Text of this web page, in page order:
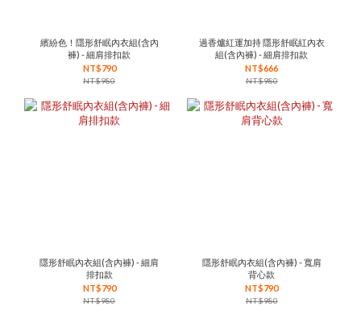
繽紛色！隱形舒眠內衣組(含內
褲) - 細肩排扣款
NT$790
NT$980
過香爐紅運加持 隱形舒眠紅內衣
組(含內褲) - 細肩排扣款
NT$666
NT$980
隱形舒眠內衣組(含內褲) - 細肩
排扣款
NT$790
NT$980
隱形舒眠內衣組(含內褲) - 寬肩
背心款
NT$790
NT$980